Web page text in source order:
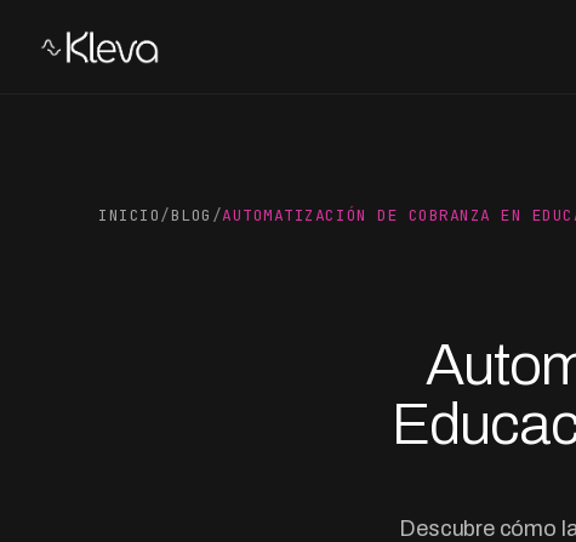
INICIO/BLOG /AUTOMATIZACIÓN DE COBRANZA EN
Descubre cómo